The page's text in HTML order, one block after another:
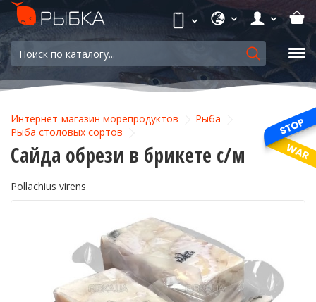
Интернет-магазин морепродуктов
Рыба
Рыба столовых сортов
Сайда обрези в брикете с/м
Pollachius virens